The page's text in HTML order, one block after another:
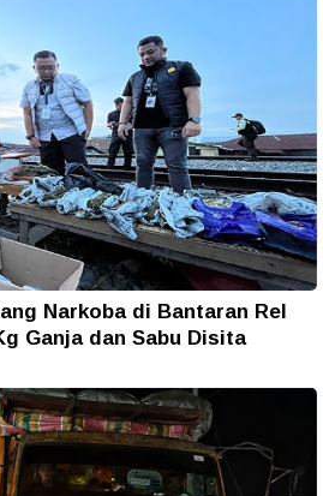
Narkoba di Bantaran Rel
Ganja dan Sabu Disita